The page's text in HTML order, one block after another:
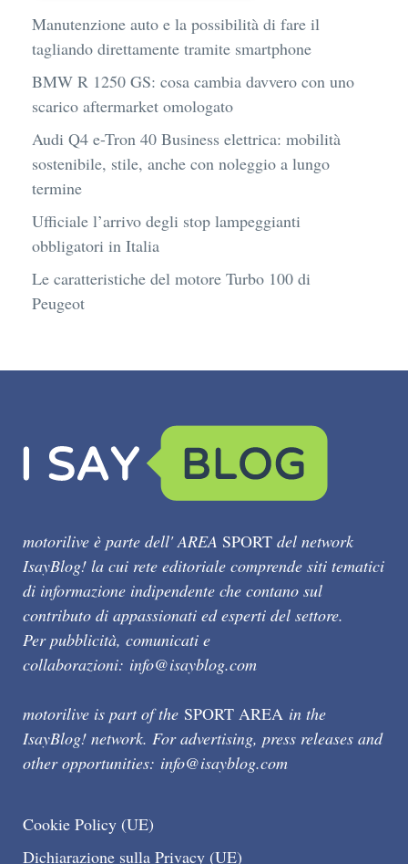
Manutenzione auto e la possibilità di fare il
tagliando direttamente tramite smartphone
BMW R 1250 GS: cosa cambia davvero con uno
scarico aftermarket omologato
Audi Q4 e-Tron 40 Business elettrica: mobilità
sostenibile, stile, anche con noleggio a lungo
termine
Ufficiale l’arrivo degli stop lampeggianti
obbligatori in Italia
Le caratteristiche del motore Turbo 100 di
Peugeot
motorilive è parte dell' AREA SPORT del network
IsayBlog! la cui rete editoriale comprende siti tematici
di informazione indipendente che contano sul
contributo di appassionati ed esperti del settore.
Per pubblicità, comunicati e
collaborazioni: info@isayblog.com
motorilive is part of the SPORT AREA in the
IsayBlog! network. For advertising, press releases and
other opportunities: info@isayblog.com
Cookie Policy (UE)
Dichiarazione sulla Privacy (UE)